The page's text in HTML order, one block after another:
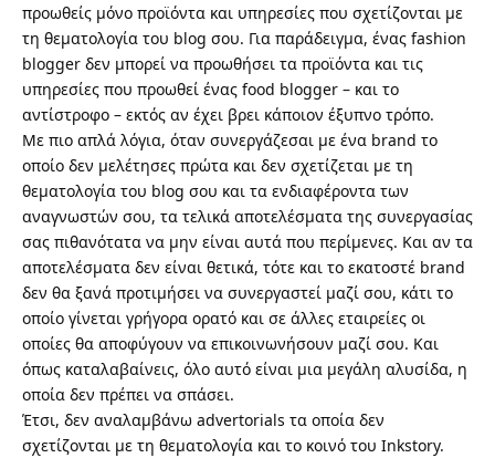
προωθείς μόνο προϊόντα και υπηρεσίες που σχετίζονται με
τη θεματολογία του blog σου. Για παράδειγμα, ένας fashion
blogger δεν μπορεί να προωθήσει τα προϊόντα και τις
υπηρεσίες που προωθεί ένας food blogger – και το
αντίστροφο – εκτός αν έχει βρει κάποιον έξυπνο τρόπο.
Με πιο απλά λόγια, όταν συνεργάζεσαι με ένα brand το
οποίο δεν μελέτησες πρώτα και δεν σχετίζεται με τη
θεματολογία του blog σου και τα ενδιαφέροντα των
αναγνωστών σου, τα τελικά αποτελέσματα της συνεργασίας
σας πιθανότατα να μην είναι αυτά που περίμενες. Και αν τα
αποτελέσματα δεν είναι θετικά, τότε και το εκατοστέ brand
δεν θα ξανά προτιμήσει να συνεργαστεί μαζί σου, κάτι το
οποίο γίνεται γρήγορα ορατό και σε άλλες εταιρείες οι
οποίες θα αποφύγουν να επικοινωνήσουν μαζί σου. Και
όπως καταλαβαίνεις, όλο αυτό είναι μια μεγάλη αλυσίδα, η
οποία δεν πρέπει να σπάσει.
Έτσι, δεν αναλαμβάνω advertorials τα οποία δεν
σχετίζονται με τη θεματολογία και το κοινό του Inkstory.